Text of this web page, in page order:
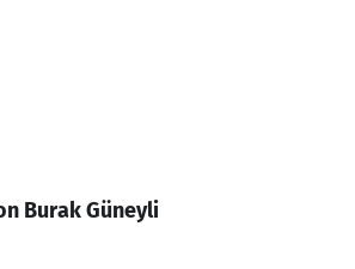
Burak Güneyli